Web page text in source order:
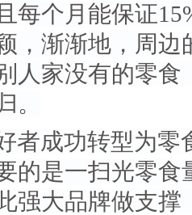
每个月能保证
，渐渐地，周
人家没有的零
。
者成功转型为
的是一扫光零
强大品牌做支